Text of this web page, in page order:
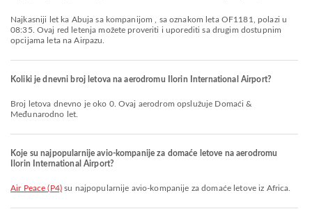
Najkasniji let ka Abuja sa kompanijom , sa oznakom leta OF1181, polazi u
08:35. Ovaj red letenja možete proveriti i uporediti sa drugim dostupnim
opcijama leta na Airpazu.
Koliki je dnevni broj letova na aerodromu Ilorin International Airport?
Broj letova dnevno je oko 0. Ovaj aerodrom opslužuje Domaći &
Međunarodno let.
Koje su najpopularnije avio-kompanije za domaće letove na aerodromu
Ilorin International Airport?
Air Peace (P4)su najpopularnije avio-kompanije za domaće letove iz Africa.